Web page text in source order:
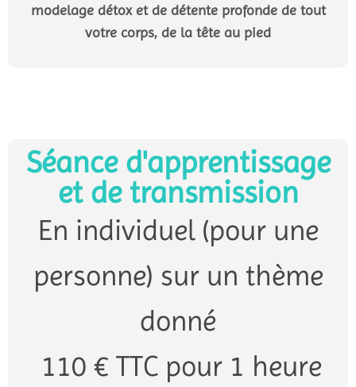
modelage détox et de détente profonde de tout
votre corps, de la tête au pied
Séance d'apprentissage
et de transmission
En individuel (pour une
personne) sur un thème
donné
110 € TTC pour 1 heure